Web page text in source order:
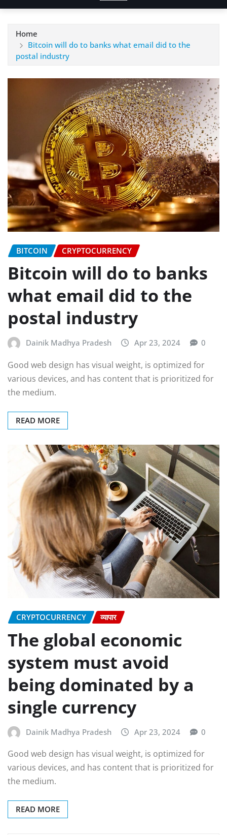
Home
Bitcoin will do to banks what email did to the
postal industry
BITCOIN CRYPTOCURRENCY
Bitcoin will do to banks
what email did to the
postal industry
Dainik Madhya Pradesh Apr 23, 2024 0
Good web design has visual weight, is optimized for
various devices, and has content that is prioritized for
the medium.
READ MORE
CRYPTOCURRENCY व्यापार
The global economic
system must avoid
being dominated by a
single currency
Dainik Madhya Pradesh Apr 23, 2024 0
Good web design has visual weight, is optimized for
various devices, and has content that is prioritized for
the medium.
READ MORE